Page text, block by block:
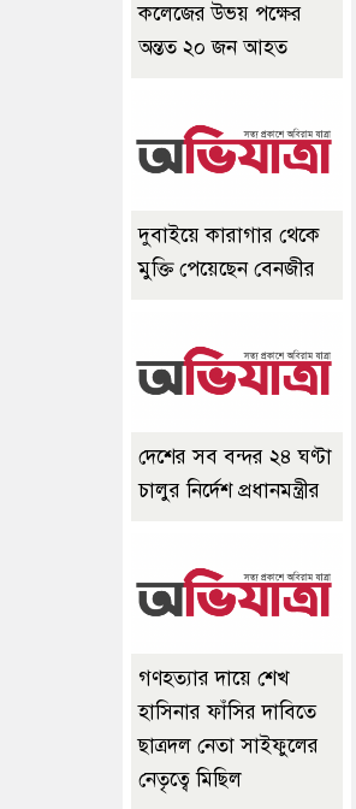
কলেজের উভয় পক্ষের
অন্তত ২০ জন আহত
দুবাইয়ে কারাগার থেকে
মুক্তি পেয়েছেন বেনজীর
দেশের সব বন্দর ২৪ ঘণ্টা
চালুর নির্দেশ প্রধানমন্ত্রীর
গণহত্যার দায়ে শেখ
হাসিনার ফাঁসির দাবিতে
ছাত্রদল নেতা সাইফুলের
নেতৃত্বে মিছিল